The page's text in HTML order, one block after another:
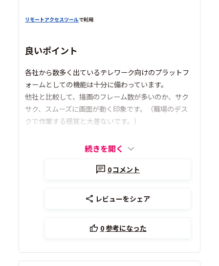
リモートアクセスツールで利用
良いポイント
各社から数多く出ているテレワーク向けのプラットフ
ォームとしての機能は十分に備わっています。
他社と比較して、描画のフレーム数が多いのか、サク
サク、スムーズに画面が動く印象です。（職場のデス
クで作業する感覚と大差ないです。）
続きを開く
0コメント
レビューをシェア
0参考になった